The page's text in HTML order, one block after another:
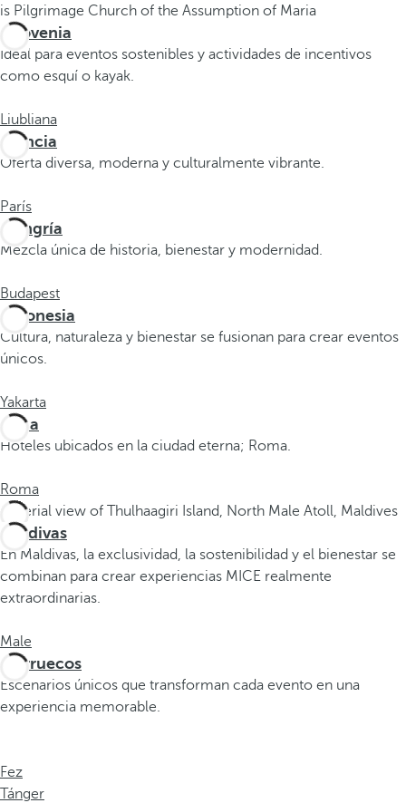
p
i
m
a
o
c
ó
.
D
e
s
u
é
s
e
n
t
r
o
u
c
i
r
e
s
Eslovenia
Ideal para eventos sostenibles y actividades de incentivos
como esquí o kayak.
Liubliana
Francia
Oferta diversa, moderna y culturalmente vibrante.
París
Hungría
Mezcla única de historia, bienestar y modernidad.
Budapest
Indonesia
Cultura, naturaleza y bienestar se fusionan para crear eventos
únicos.
Yakarta
Italia
Hoteles ubicados en la ciudad eterna; Roma.
Roma
Maldivas
En Maldivas, la exclusividad, la sostenibilidad y el bienestar se
combinan para crear experiencias MICE realmente
extraordinarias.
Male
Marruecos
Escenarios únicos que transforman cada evento en una
experiencia memorable.
Fez
Tánger